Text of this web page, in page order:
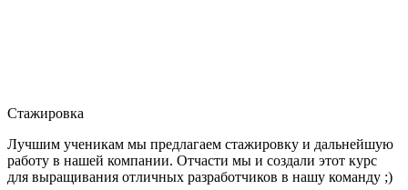
Стажировка
Лучшим ученикам мы предлагаем стажировку и дальнейшую
работу в нашей компании. Отчасти мы и создали этот курс
для выращивания отличных разработчиков в нашу команду ;)